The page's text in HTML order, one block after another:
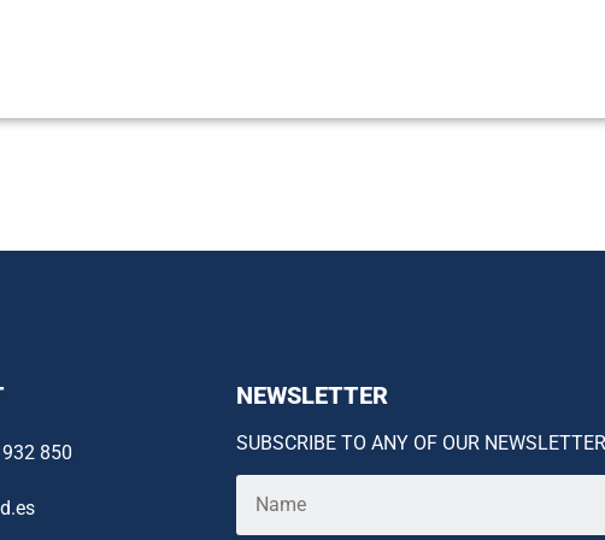
850
NEWSLETTER
SUBSCRIBE TO ANY OF OUR